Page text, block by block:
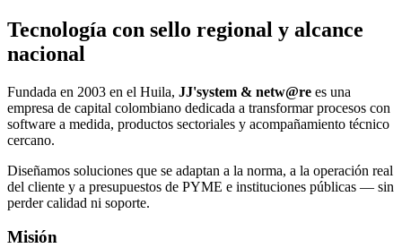
Tecnología con sello regional y alcance
nacional
Fundada en 2003 en el Huila, JJ'system & netw@re es una
empresa de capital colombiano dedicada a transformar procesos con
software a medida, productos sectoriales y acompañamiento técnico
cercano.
Diseñamos soluciones que se adaptan a la norma, a la operación real
del cliente y a presupuestos de PYME e instituciones públicas — sin
perder calidad ni soporte.
Misión